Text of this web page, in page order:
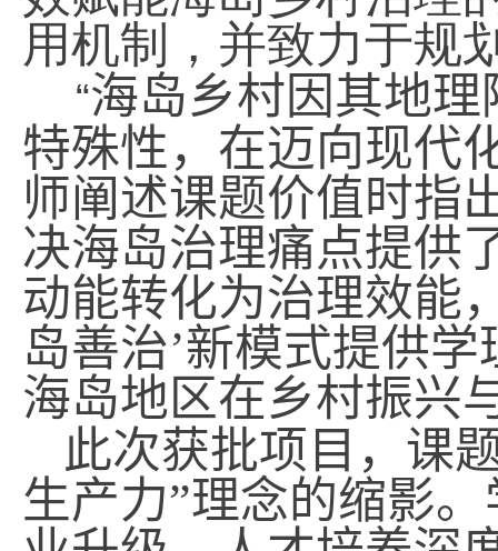
用机制，并致力于规
“海岛乡村因其地
特殊性，在迈向现代
师阐述课题价值时指
决海岛治理痛点提供
动能转化为治理效能
岛善治’新模式提供
海岛地区在乡村振兴
此次获批项目，课
生产力”理念的缩影